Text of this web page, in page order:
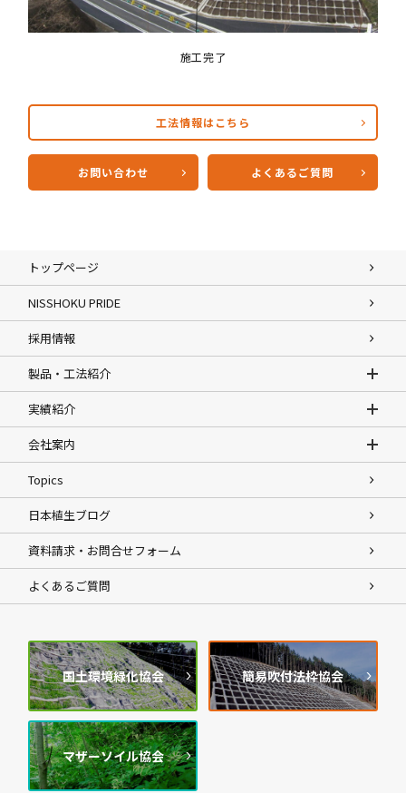
施工完了
工法情報はこちら
お問い合わせ よくあるご質問
トップページ
NISSHOKU PRIDE
採用情報
製品・工法紹介
実績紹介
会社案内
Topics
日本植生ブログ
資料請求・お問合せフォーム
よくあるご質問
国土環境緑化協会 簡易吹付法枠協会
マザーソイル協会